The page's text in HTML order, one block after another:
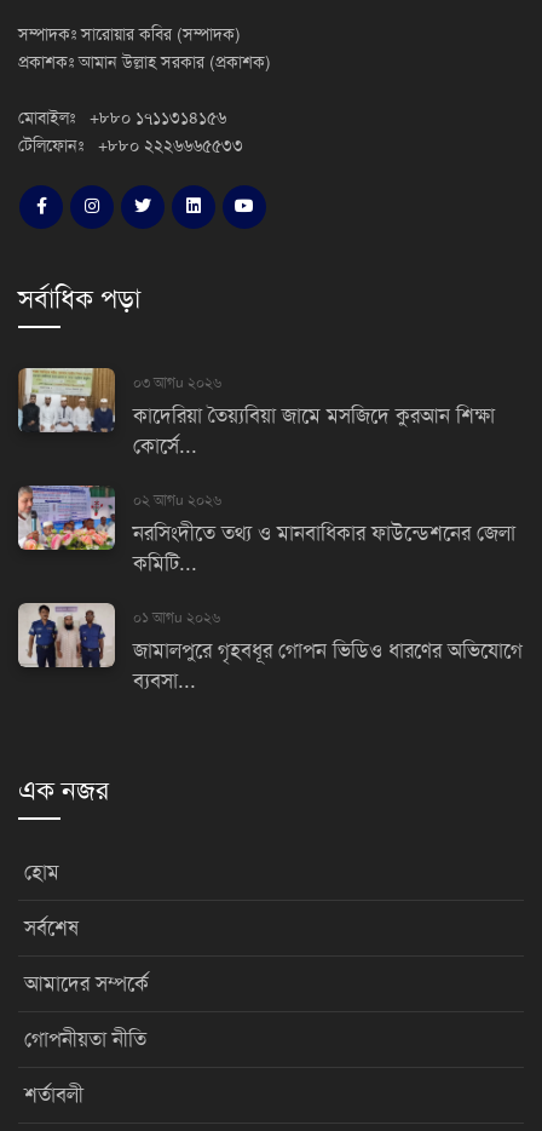
সম্পাদকঃ সারোয়ার কবির (সম্পাদক)
প্রকাশকঃ আমান উল্লাহ সরকার (প্রকাশক)
মোবাইলঃ +৮৮০ ১৭১১৩১৪১৫৬
টেলিফোনঃ +৮৮০ ২২২৬৬৬৫৫৩৩
সর্বাধিক পড়া
০৩ আগu ২০২৬
কাদেরিয়া তৈয়্যবিয়া জামে মসজিদে কুরআন শিক্ষা
কোর্সে...
০২ আগu ২০২৬
নরসিংদীতে তথ্য ও মানবাধিকার ফাউন্ডেশনের জেলা
কমিটি...
০১ আগu ২০২৬
জামালপুরে গৃহবধূর গোপন ভিডিও ধারণের অভিযোগে
ব্যবসা...
এক নজর
হোম
সর্বশেষ
আমাদের সম্পর্কে
গোপনীয়তা নীতি
শর্তাবলী